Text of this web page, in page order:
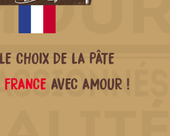
CHOIX DE LA PÂTE
FRANCE AVEC AMOUR !